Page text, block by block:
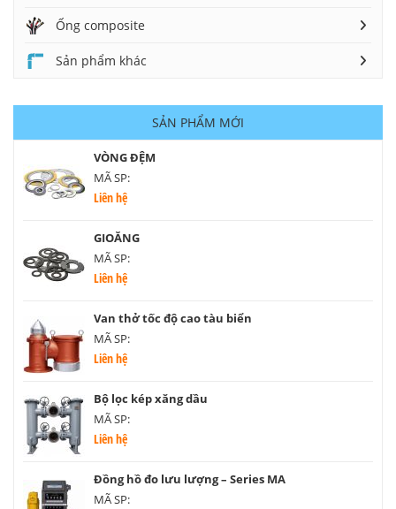
Ống composite
Sản phẩm khác
SẢN PHẨM MỚI
VÒNG ĐỆM
MÃ SP:
Liên hệ
GIOĂNG
MÃ SP:
Liên hệ
Van thở tốc độ cao tàu biển
MÃ SP:
Liên hệ
Bộ lọc kép xăng dầu
MÃ SP:
Liên hệ
Đồng hồ đo lưu lượng – Series MA
MÃ SP: